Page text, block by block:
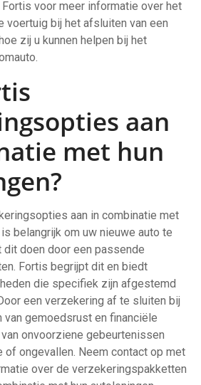
voor meer informatie over het
voertuig bij het afsluiten van een
zij u kunnen helpen bij het
aan
met hun
aan in combinatie met
belangrijk om uw nieuwe auto te
dit doen door een passende
Fortis begrijpt dit en biedt
die specifiek zijn afgestemd
een verzekering af te sluiten bij
van gemoedsrust en financiële
onvoorziene gebeurtenissen
ongevallen. Neem contact op met
over de verzekeringspakketten